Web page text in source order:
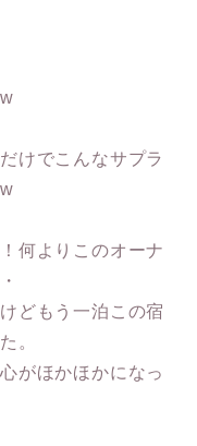
けでこんなサプラ
何よりこのオーナ
どもう一泊この宿
。
がほかほかになっ